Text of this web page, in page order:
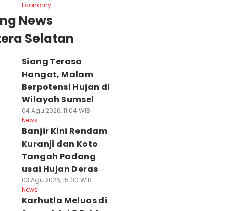
Economy
News
Selatan
Siang Terasa
Hangat, Malam
Berpotensi Hujan di
Wilayah Sumsel
04 Agu 2026, 11:04 WIB
News
Banjir Kini Rendam
Kuranji dan Koto
Tangah Padang
usai Hujan Deras
03 Agu 2026, 15:00 WIB
News
Karhutla Meluas di